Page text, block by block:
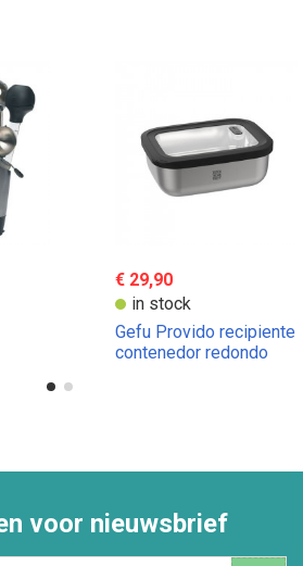
€ 29,90
in stock
Gefu Provido recipiente
contenedor redondo
voor nieuwsbrief